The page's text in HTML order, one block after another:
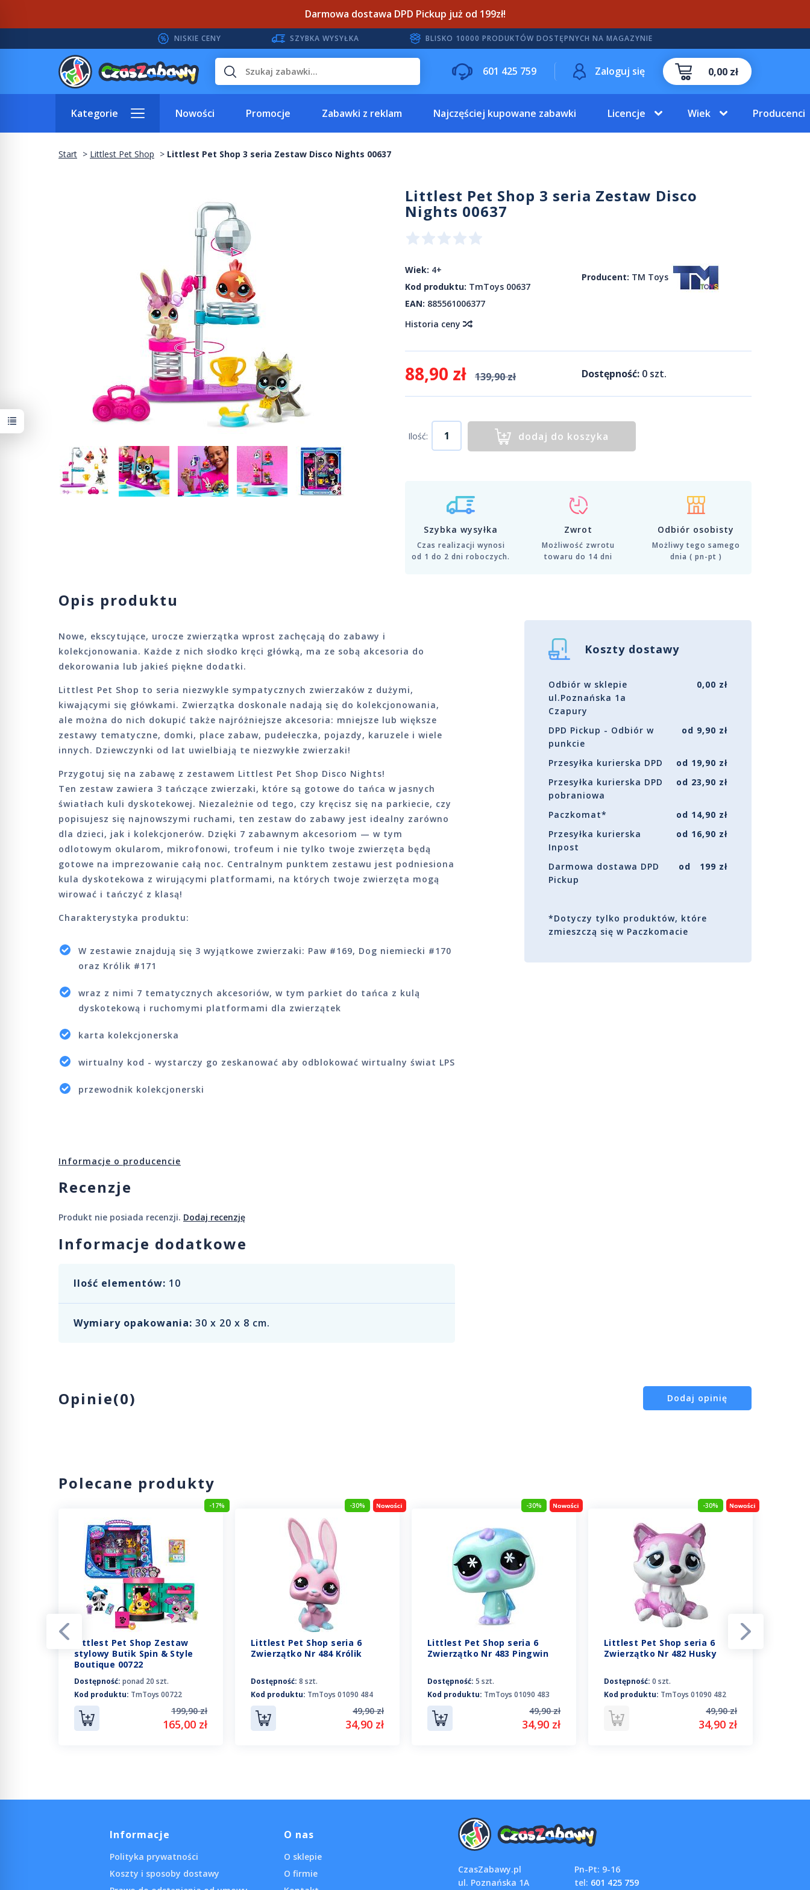
Darmowa dostawa DPD Pickup już od 199zł!
NISKIE CENY SZYBKA WYSYŁKA BLISKO 10000 PRODUKTÓW DOSTĘPNYCH NA MAGAZYNIE
0,00 zł
Zaloguj się
601 425 759
Wyszukaj
Kategorie Nowości Promocje Zabawki z reklam Najczęściej kupowane zabawki Licencje Wiek Producenci
Start Littlest Pet Shop Littlest Pet Shop 3 seria Zestaw Disco Nights 00637
Littlest Pet Shop 3 seria Zestaw Disco
Nights 00637
Wiek: 4+
Kod produktu: TmToys 00637
EAN: 885561006377
Historia ceny
Producent: TM Toys
88,90 zł 139,90 zł Dostępność: 0szt.
Ilość: dodaj do koszyka
Szybka wysyłka
Czas realizacji wynosi
od 1 do 2 dni roboczych.
Zwrot
Możliwość zwrotu
towaru do 14 dni
Odbiór osobisty
Możliwy tego samego
dnia ( pn-pt )
Opis produktu
Nowe, ekscytujące, urocze zwierzątka wprost zachęcają do zabawy i
kolekcjonowania. Każde z nich słodko kręci główką, ma ze sobą akcesoria do
dekorowania lub jakieś piękne dodatki.
Littlest Pet Shop to seria niezwykle sympatycznych zwierzaków z dużymi,
kiwającymi się główkami. Zwierzątka doskonale nadają się do kolekcjonowania,
ale można do nich dokupić także najróżniejsze akcesoria: mniejsze lub większe
zestawy tematyczne, domki, place zabaw, pudełeczka, pojazdy, karuzele i wiele
innych. Dziewczynki od lat uwielbiają te niezwykłe zwierzaki!
Przygotuj się na zabawę z zestawem Littlest Pet Shop Disco Nights!
Ten zestaw zawiera 3 tańczące zwierzaki, które są gotowe do tańca w jasnych
światłach kuli dyskotekowej. Niezależnie od tego, czy kręcisz się na parkiecie, czy
popisujesz się najnowszymi ruchami, ten zestaw do zabawy jest idealny zarówno
dla dzieci, jak i kolekcjonerów. Dzięki 7 zabawnym akcesoriom — w tym
odlotowym okularom, mikrofonowi, trofeum i nie tylko twoje zwierzęta będą
gotowe na imprezowanie całą noc. Centralnym punktem zestawu jest podniesiona
kula dyskotekowa z wirującymi platformami, na których twoje zwierzęta mogą
wirować i tańczyć z klasą!
Charakterystyka produktu:
W zestawie znajdują się 3 wyjątkowe zwierzaki: Paw #169, Dog niemiecki #170
oraz Królik #171
wraz z nimi 7 tematycznych akcesoriów, w tym parkiet do tańca z kulą
dyskotekową i ruchomymi platformami dla zwierzątek
karta kolekcjonerska
wirtualny kod - wystarczy go zeskanować aby odblokować wirtualny świat LPS
przewodnik kolekcjonerski
Informacje o producencie
Recenzje
Produkt nie posiada recenzji. Dodaj recenzję
Informacje dodatkowe
Ilość elementów: 10
Wymiary opakowania: 30 x 20 x 8 cm.
Koszty dostawy
Odbiór w sklepie
ul.Poznańska 1a
Czapury
0,00 zł
DPD Pickup - Odbiór w
punkcie
od 9,90 zł
Przesyłka kurierska DPD
od 19,90 zł
Przesyłka kurierska DPD
pobraniowa
od 23,90 zł
Paczkomat*
od 14,90 zł
Przesyłka kurierska
Inpost
od 16,90 zł
Darmowa dostawa DPD
Pickup
od 199 zł
*Dotyczy tylko produktów, które
zmieszczą się w Paczkomacie
Opinie(0) Dodaj opinię
Polecane produkty
-17%
Littlest Pet Shop Zestaw
stylowy Butik Spin & Style
Boutique 00722
Dostępność: ponad 20 szt.
Kod produktu: TmToys 00722
199,90 zł
165,00 zł
-30%
Littlest Pet Shop seria 6
Zwierzątko Nr 484 Królik
Dostępność: 8 szt.
Kod produktu: TmToys 01090 484
49,90 zł
34,90 zł
-30%
Littlest Pet Shop seria 6
Zwierzątko Nr 483 Pingwin
Dostępność: 5 szt.
Kod produktu: TmToys 01090 483
49,90 zł
34,90 zł
-30%
Littlest Pet Shop seria 6
Zwierzątko Nr 482 Husky
Dostępność: 0 szt.
Kod produktu: TmToys 01090 482
49,90 zł
34,90 zł
Informacje
Polityka prywatności
Koszty i sposoby dostawy
O nas
O sklepie
O firmie
CzasZabawy.pl
ul. Poznańska 1A
Pn-Pt: 9-16
tel: 601 425 759